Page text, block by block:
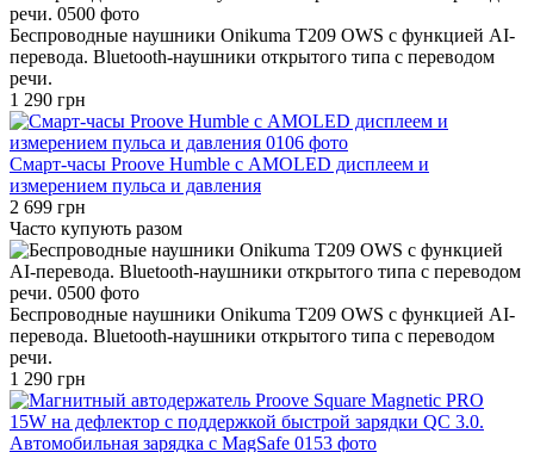
Беспроводные наушники Onikuma T209 OWS с функцией AI-
перевода. Bluetooth-наушники открытого типа с переводом
речи.
1 290 грн
Смарт-часы Proove Humble с AMOLED дисплеем и
измерением пульса и давления
2 699 грн
Часто купують разом
Беспроводные наушники Onikuma T209 OWS с функцией AI-
перевода. Bluetooth-наушники открытого типа с переводом
речи.
1 290 грн